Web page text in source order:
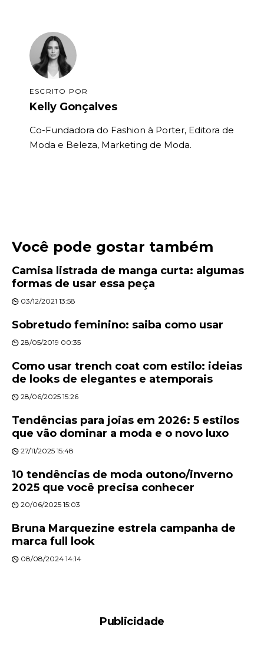
ESCRITO POR
Kelly Gonçalves
Co-Fundadora do Fashion à Porter, Editora de
Moda e Beleza, Marketing de Moda.
Você pode gostar também
Camisa listrada de manga curta: algumas
formas de usar essa peça
03/12/2021 13:58
Sobretudo feminino: saiba como usar
28/05/2019 00:35
Como usar trench coat com estilo: ideias
de looks de elegantes e atemporais
28/06/2025 15:26
Tendências para joias em 2026: 5 estilos
que vão dominar a moda e o novo luxo
27/11/2025 15:48
10 tendências de moda outono/inverno
2025 que você precisa conhecer
20/06/2025 15:03
Bruna Marquezine estrela campanha de
marca full look
08/08/2024 14:14
Publicidade